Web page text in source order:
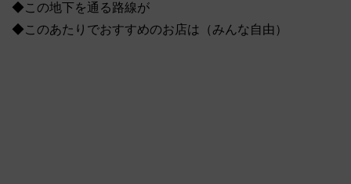
◆この地下を通る路線が
◆このあたりでおすすめのお店は（みんな自由）